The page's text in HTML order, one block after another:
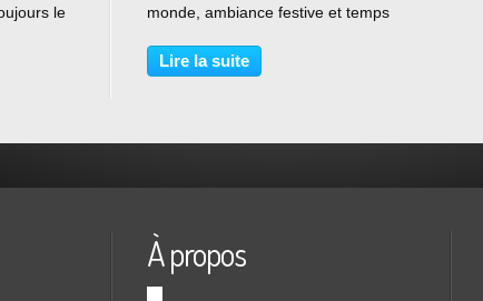
le
et
monde, ambiance festive et temps
bénévoles des 4 associations qui ont
su accorder leurs violons et tout
Lire la suite
À propos